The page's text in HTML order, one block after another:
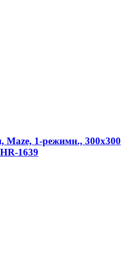
Maze, 1-режимн., 300х300
1639